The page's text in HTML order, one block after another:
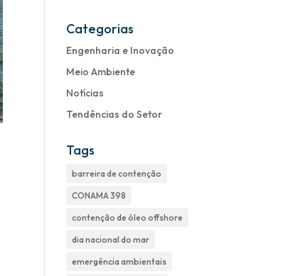
Categorias
Engenharia e Inovação
Meio Ambiente
Notícias
Tendências do Setor
Tags
barreira de contenção
CONAMA 398
contenção de óleo offshore
dia nacional do mar
emergência ambientais